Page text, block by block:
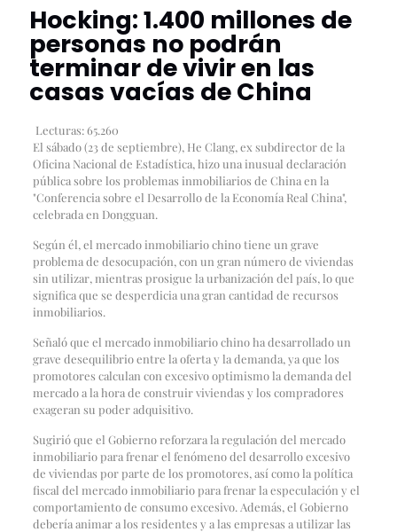
Hocking: 1.400 millones de
personas no podrán
terminar de vivir en las
casas vacías de China
Lecturas:65.260
El sábado (23 de septiembre), He Clang, ex subdirector de la
Oficina Nacional de Estadística, hizo una inusual declaración
pública sobre los problemas inmobiliarios de China en la
"Conferencia sobre el Desarrollo de la Economía Real China",
celebrada en Dongguan.
Según él, el mercado inmobiliario chino tiene un grave
problema de desocupación, con un gran número de viviendas
sin utilizar, mientras prosigue la urbanización del país, lo que
significa que se desperdicia una gran cantidad de recursos
inmobiliarios.
Señaló que el mercado inmobiliario chino ha desarrollado un
grave desequilibrio entre la oferta y la demanda, ya que los
promotores calculan con excesivo optimismo la demanda del
mercado a la hora de construir viviendas y los compradores
exageran su poder adquisitivo.
Sugirió que el Gobierno reforzara la regulación del mercado
inmobiliario para frenar el fenómeno del desarrollo excesivo
de viviendas por parte de los promotores, así como la política
fiscal del mercado inmobiliario para frenar la especulación y el
comportamiento de consumo excesivo. Además, el Gobierno
debería animar a los residentes y a las empresas a utilizar las